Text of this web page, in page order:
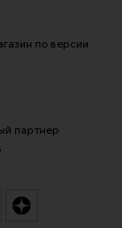
по версии
партнер